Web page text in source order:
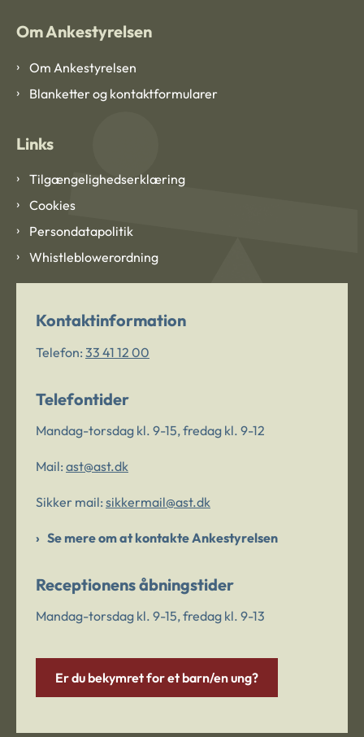
Om Ankestyrelsen
Om Ankestyrelsen
Blanketter og kontaktformularer
Links
Tilgængelighedserklæring
Cookies
Persondatapolitik
Whistleblowerordning
Kontaktinformation
Telefon: 33 41 12 00
Telefontider
Mandag-torsdag kl. 9-15, fredag kl. 9-12
Mail: ast@ast.dk
Sikker mail: sikkermail@ast.dk
Se mere om at kontakte Ankestyrelsen
Receptionens åbningstider
Mandag-torsdag kl. 9-15, fredag kl. 9-13
Er du bekymret for et barn/en ung?